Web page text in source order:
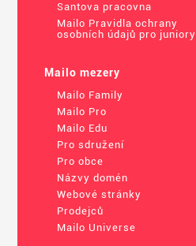
Santova pracovna
Mailo Pravidla ochrany
osobních údajů pro juniory
Mailo mezery
Mailo Family
Mailo Pro
Mailo Edu
Pro sdružení
Pro obce
Názvy domén
Webové stránky
Prodejců
Mailo Universe